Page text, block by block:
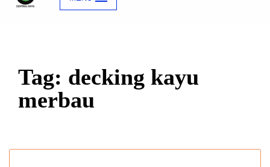
Tag: decking kayu
merbau